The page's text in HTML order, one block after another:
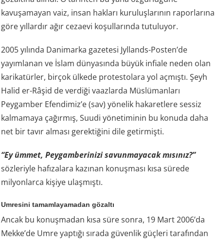
kavuşamayan vaiz, insan hakları kuruluşlarının raporlarına
göre yıllardır ağır cezaevi koşullarında tutuluyor.
2005 yılında Danimarka gazetesi Jyllands-Posten’de
yayımlanan ve İslam dünyasında büyük infiale neden olan
karikatürler, birçok ülkede protestolara yol açmıştı. Şeyh
Halid er-Râşid de verdiği vaazlarda Müslümanları
Peygamber Efendimiz’e (sav) yönelik hakaretlere sessiz
kalmamaya çağırmış, Suudi yönetiminin bu konuda daha
net bir tavır alması gerektiğini dile getirmişti.
“Ey ümmet, Peygamberinizi savunmayacak mısınız?”
sözleriyle hafızalara kazınan konuşması kısa sürede
milyonlarca kişiye ulaşmıştı.
Umresini tamamlayamadan gözaltı
Ancak bu konuşmadan kısa süre sonra, 19 Mart 2006’da
Mekke’de Umre yaptığı sırada güvenlik güçleri tarafından